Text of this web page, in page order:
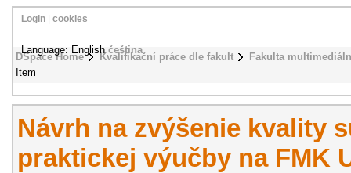
DSpace Home Kvalifikační práce dle fakult
Fakulta
Item
Login cookies
Language: Englishčeština
Návrh na zvýšenie kvality
praktickej výučby na FMK